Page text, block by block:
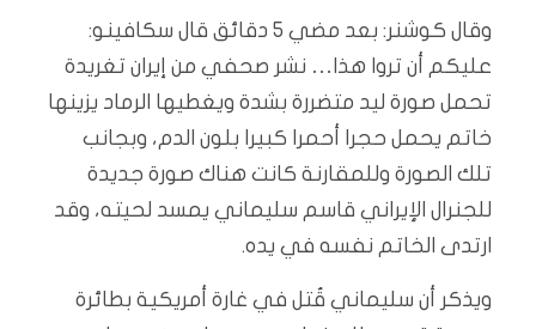
وقال كوشنر: بعد مضي 5 دقائق قال سكافينو:
عليكم أن تروا هذا… نشر صحفي من إيران تغريدة
تحمل صورة ليد متضررة بشدة ويغطيها الرماد يزينها
خاتم يحمل حجرا أحمرا كبيرا بلون الدم، وبجانب
تلك الصورة وللمقارنة كانت هناك صورة جديدة
للجنرال الإيراني قاسم سليماني يمسد لحيته، وقد
ارتدى الخاتم نفسه في يده.
ويذكر أن سليماني قُتل في غارة أمريكية بطائرة